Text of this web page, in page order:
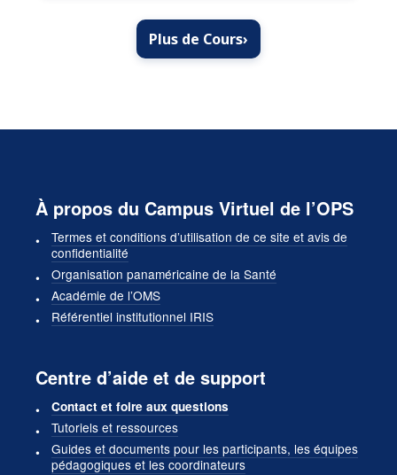
Plus de Cours›
À propos du Campus Virtuel de l’OPS
Termes et conditions d’utilisation de ce site et avis de
confidentialité
Organisation panaméricaine de la Santé
Académie de l’OMS
Référentiel institutionnel IRIS
Centre d’aide et de support
Contact et foire aux questions
Tutoriels et ressources
Guides et documents pour les participants, les équipes
pédagogiques et les coordinateurs